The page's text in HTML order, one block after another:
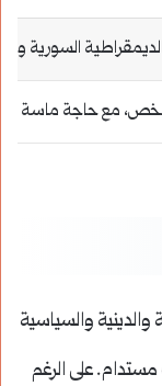
السورية
والدينية والسياسية
على الرغم